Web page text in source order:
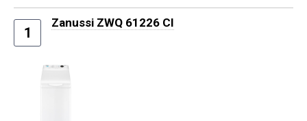
1
Zanussi ZWQ 61226 CI